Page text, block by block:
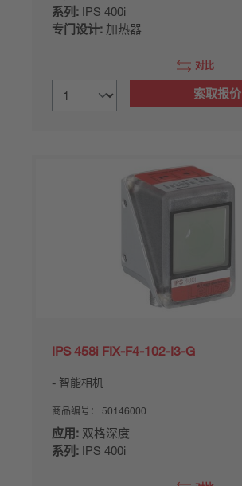
系列: IPS 400i
专门设计: 加热器
对比
索取报价
IPS 458i FIX-F4-102-I3-G
智能相机
商品编号： 50146000
应用: 双格深度
系列: IPS 400i